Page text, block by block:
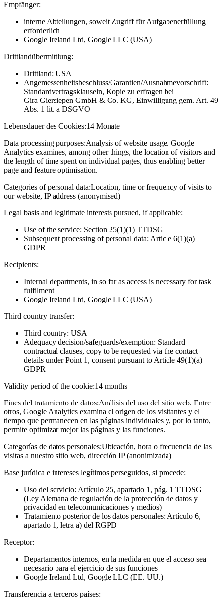
Empfänger:
interne Abteilungen, soweit Zugriff für Aufgabenerfüllung
erforderlich
Google Ireland Ltd, Google LLC (USA)
Drittlandübermittlung:
Drittland: USA
Angemessenheitsbeschluss/Garantien/Ausnahmevorschrift:
Standardvertragsklauseln, Kopie zu erfragen bei
Gira Giersiepen GmbH & Co. KG, Einwilligung gem. Art. 49
Abs. 1 lit. a DSGVO
Lebensdauer des Cookies:14 Monate
Data processing purposes:Analysis of website usage. Google
Analytics examines, among other things, the location of visitors and
the length of time spent on individual pages, thus enabling better
page and feature optimisation.
Categories of personal data:Location, time or frequency of visits to
our website, IP address (anonymised)
Legal basis and legitimate interests pursued, if applicable:
Use of the service: Section 25(1)(1) TTDSG
Subsequent processing of personal data: Article 6(1)(a)
GDPR
Recipients:
Internal departments, in so far as access is necessary for task
fulfilment
Google Ireland Ltd, Google LLC (USA)
Third country transfer:
Third country: USA
Adequacy decision/safeguards/exemption: Standard
contractual clauses, copy to be requested via the contact
details under Point 1, consent pursuant to Article 49(1)(a)
GDPR
Validity period of the cookie:14 months
Fines del tratamiento de datos:Análisis del uso del sitio web. Entre
otros, Google Analytics examina el origen de los visitantes y el
tiempo que permanecen en las páginas individuales y, por lo tanto,
permite optimizar mejor las páginas y las funciones.
Categorías de datos personales:Ubicación, hora o frecuencia de las
visitas a nuestro sitio web, dirección IP (anonimizada)
Base jurídica e intereses legítimos perseguidos, si procede:
Uso del servicio: Artículo 25, apartado 1, pág. 1 TTDSG
(Ley Alemana de regulación de la protección de datos y
privacidad en telecomunicaciones y medios)
Tratamiento posterior de los datos personales: Artículo 6,
apartado 1, letra a) del RGPD
Receptor:
Departamentos internos, en la medida en que el acceso sea
necesario para el ejercicio de sus funciones
Google Ireland Ltd, Google LLC (EE. UU.)
Transferencia a terceros países: